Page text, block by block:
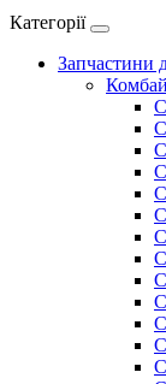
Категорії
Запчастини